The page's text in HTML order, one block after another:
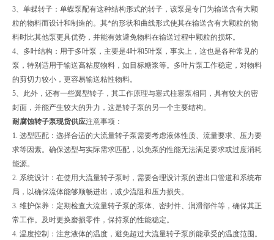
3、单蝶转子：单蝶泵配有这种结构形式的转子，该泵是专门为输送含有大颗
粒的物料而设计和制造的。其*的形状和曲线形式使其在输送含有大颗粒的物
料时比其他泵更具优势，并能有效避免物料在输送过程中颗粒的损坏。
4、多叶结构：用于多叶泵，主要是4叶和5叶泵，事实上，这也是各种常见的
泵，特别适用于输送高粘度物料，如目标糖浆等。多叶片泵工作稳定，对物料
的剪切力较小，更容易输送粘性物料。
5、此外，还有一些翼型转子，其工作原理与塞式柱塞泵相同，具有较大的密
封面，并能产生较大的升力，这是转子泵的另一个主要结构。
耐腐蚀转子泵现货供应注意事项：
1. 选型匹配：选择合适的大流量转子泵需要考虑液体性质、流量要求、压力要
求等因素。确保选型与实际需求匹配，以免泵的性能无法满足要求或过度消耗
能源。
2. 系统设计：在使用大流量转子泵时，需要合理设计泵的进出口管道和系统布
局，以确保流体能够顺畅进出，减少流阻和压力损失。
3. 维护保养：定期检查大流量转子泵的泵体、密封件、润滑部件等，确保其正
常工作。及时更换磨损零件，保持泵的性能稳定。
4. 温度控制：注意液体的温度，避免超过大流量转子泵所能承受的温度范围。